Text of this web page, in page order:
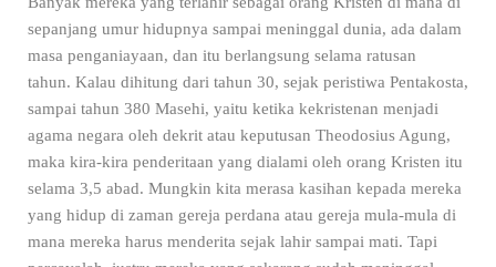
sepanjang umur hidupnya sampai meninggal dunia, ada dalam
masa penganiayaan, dan itu berlangsung selama ratusan
tahun. Kalau dihitung dari tahun 30, sejak peristiwa Pentakosta,
sampai tahun 380 Masehi, yaitu ketika kekristenan menjadi
agama negara oleh dekrit atau keputusan Theodosius Agung,
maka kira-kira penderitaan yang dialami oleh orang Kristen itu
selama 3,5 abad. Mungkin kita merasa kasihan kepada mereka
yang hidup di zaman gereja perdana atau gereja mula-mula di
mana mereka harus menderita sejak lahir sampai mati. Tapi